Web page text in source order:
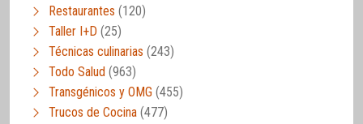
Restaurantes (120)
Taller I+D (25)
Técnicas culinarias (243)
Todo Salud (963)
Transgénicos y OMG (455)
Trucos de Cocina (477)